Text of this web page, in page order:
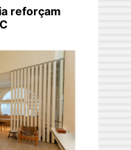
reforçam